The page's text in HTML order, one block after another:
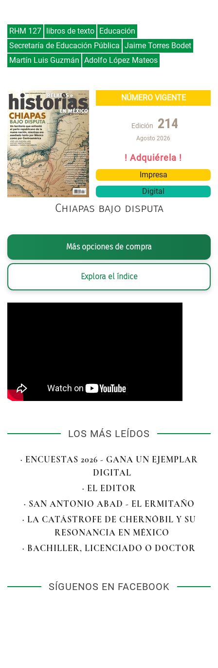
RHM 127 libros de texto Educación
Secretaría de Educación Pública Jaime Torres Bodet
Martín Luis Guzmán Adolfo López Mateos
NÚMERO VIGENTE
Edición 214
Agosto 2026
! Adquiérela !
Impresa
Digital
Chiapas bajo disputa
Más opciones de compra
Explora el índice
LOS MÁS LEÍDOS
· ENCUESTAS 2026 - GANA UN EJEMPLAR
DIGITAL
· EL EDITOR
· SAN ANTONIO ABAD - EL ERMITAÑO
· LA CATÁSTROFE DE CHERNÓBIL Y SU
RESONANCIA EN MÉXICO
· BACHILLER, LICENCIADO O DOCTOR
SÍGUENOS EN FACEBOOK